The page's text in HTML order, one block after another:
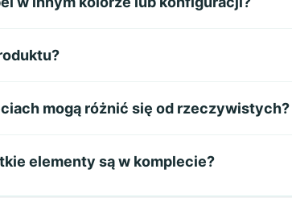
mogą różnić się od rzeczywistych?
elementy są w komplecie?